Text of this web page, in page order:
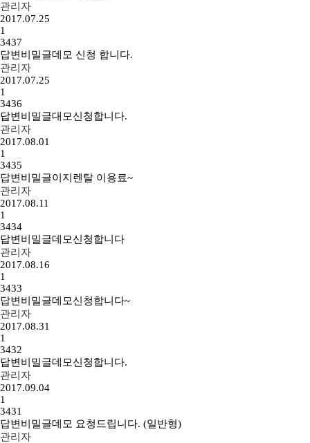
관리자
2017.07.25
1
3437
답변 비밀글데모 신청 합니다.
관리자
2017.07.25
1
3436
답변 비밀글대모신청합니다.
관리자
2017.08.01
1
3435
답변 비밀글이지렌탈 이용료~
관리자
2017.08.11
1
3434
답변 비밀글데모신청합니다
관리자
2017.08.16
1
3433
답변 비밀글데모신청합니다~
관리자
2017.08.31
1
3432
답변 비밀글데모신청합니다.
관리자
2017.09.04
1
3431
답변 비밀글데모 요청드립니다. (일반형)
관리자